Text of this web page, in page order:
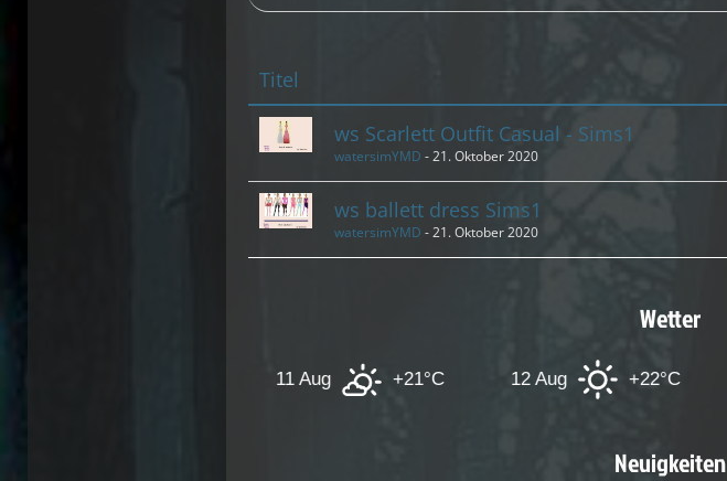
Titel
ws Scarlett Outfit Casual - Sims1
watersimYMD -21. Oktober 2020
ws ballett dress Sims1
watersimYMD -21. Oktober 2020
Wetter
+21°C 12 Aug +22°C 13 Aug
Neuigkeiten